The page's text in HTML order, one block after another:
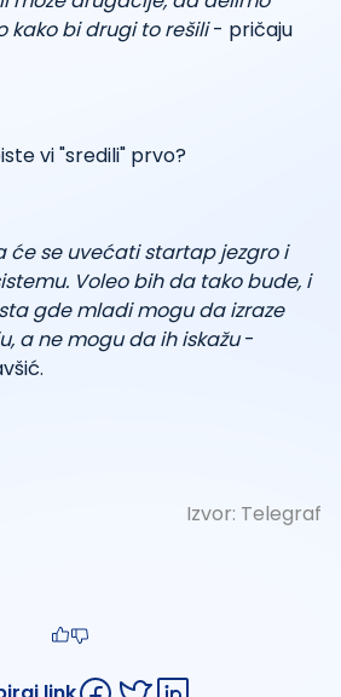
kako bi drugi to rešili- pričaju
vi "sredili" prvo?
će se uvećati startap jezgro i
Voleo bih da tako bude, i
gde mladi mogu da izraze
a ne mogu da ih iskažu-
Izvor: Telegraf